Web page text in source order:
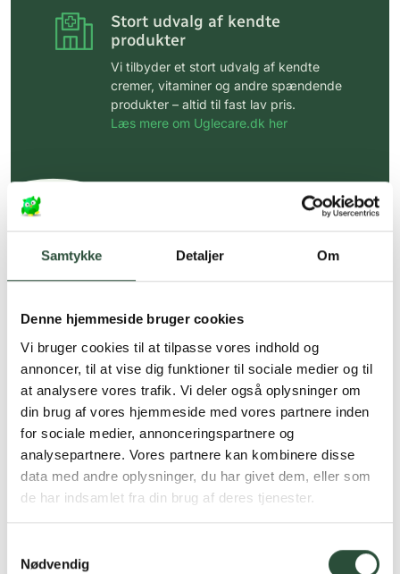
Samtykke Detaljer Om
Denne hjemmeside bruger cookies
Vi bruger cookies til at tilpasse vores indhold og
annoncer, til at vise dig funktioner til sociale medier og til
at analysere vores trafik. Vi deler også oplysninger om
din brug af vores hjemmeside med vores partnere inden
for sociale medier, annonceringspartnere og
analysepartnere. Vores partnere kan kombinere disse
data med andre oplysninger, du har givet dem, eller som
de har indsamlet fra din brug af deres tjenester.
Nødvendig
Stort udvalg af kendte
produkter
Vi tilbyder et stort udvalg af kendte
cremer, vitaminer og andre spændende
produkter – altid til fast lav pris.
Læs mere om Uglecare.dk her